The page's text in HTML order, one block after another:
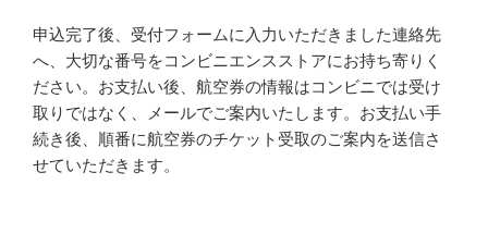
申込完了後、受付フォームに入力いただきました連絡先
へ、大切な番号をコンビニエンスストアにお持ち寄りく
ださい。お支払い後、航空券の情報はコンビニでは受け
取りではなく、メールでご案内いたします。お支払い手
続き後、順番に航空券のチケット受取のご案内を送信さ
せていただきます。